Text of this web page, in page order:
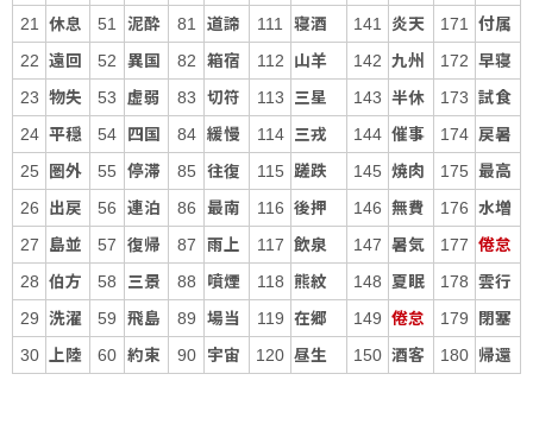
21 休息 51 泥酔 81 道諦 111 寝酒 141 炎天 171 付属
22 遠回 52 異国 82 箱宿 112 山羊 142 九州 172 早寝
23 物失 53 虚弱 83 切符 113 三星 143 半休 173 試食
24 平穏 54 四国 84 緩慢 114 三戎 144 催事 174 戻暑
25 圏外 55 停滞 85 往復 115 蹉跌 145 焼肉 175 最高
26 出戻 56 連泊 86 最南 116 後押 146 無費 176 水増
27 島並 57 復帰 87 雨上 117 飲泉 147 暑気 177 倦怠
28 伯方 58 三景 88 噴煙 118 熊紋 148 夏眠 178 雲行
29 洗濯 59 飛島 89 場当 119 在郷 149 倦怠 179 閉塞
30 上陸 60 約束 90 宇宙 120 昼生 150 酒客 180 帰還